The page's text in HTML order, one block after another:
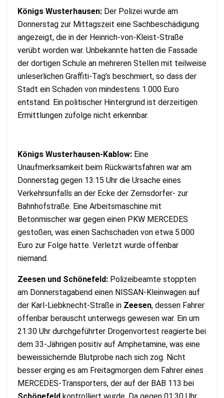
Königs Wusterhausen: Der Polizei wurde am
Donnerstag zur Mittagszeit eine Sachbeschädigung
angezeigt, die in der Heinrich-von-Kleist-Straße
verübt worden war. Unbekannte hatten die Fassade
der dortigen Schule an mehreren Stellen mit teilweise
unleserlichen Graffiti-Tag’s beschmiert, so dass der
Stadt ein Schaden von mindestens 1.000 Euro
entstand. Ein politischer Hintergrund ist derzeitigen
Ermittlungen zufolge nicht erkennbar.
Königs Wusterhausen-Kablow: Eine
Unaufmerksamkeit beim Rückwärtsfahren war am
Donnerstag gegen 13:15 Uhr die Ursache eines
Verkehrsunfalls an der Ecke der Zernsdorfer- zur
Bahnhofstraße. Eine Arbeitsmaschine mit
Betonmischer war gegen einen PKW MERCEDES
gestoßen, was einen Sachschaden von etwa 5.000
Euro zur Folge hatte. Verletzt wurde offenbar
niemand.
Zeesen und Schönefeld: Polizeibeamte stoppten
am Donnerstagabend einen NISSAN-Kleinwagen auf
der Karl-Liebknecht-Straße in Zeesen, dessen Fahrer
offenbar berauscht unterwegs gewesen war. Ein um
21:30 Uhr durchgeführter Drogenvortest reagierte bei
dem 33-Jährigen positiv auf Amphetamine, was eine
beweissichernde Blutprobe nach sich zog. Nicht
besser erging es am Freitagmorgen dem Fahrer eines
MERCEDES-Transporters, der auf der BAB 113 bei
Schönefeld kontrolliert wurde. Da gegen 01:30 Uhr